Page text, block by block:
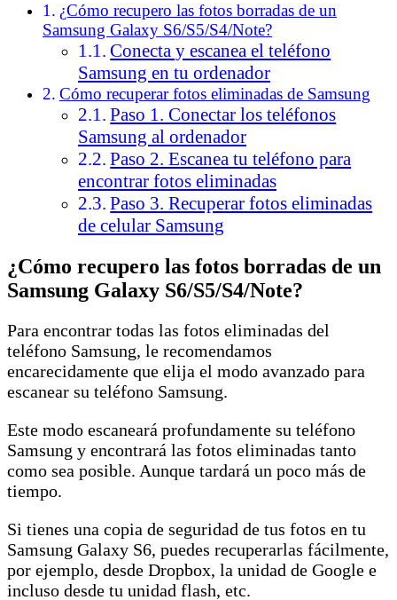
¿Cómo recupero las fotos borradas de un
Samsung Galaxy S6/S5/S4/Note?
Conecta y escanea el teléfono
Samsung en tu ordenador
Cómo recuperar fotos eliminadas de Samsung
Paso 1. Conectar los teléfonos
Samsung al ordenador
Paso 2. Escanea tu teléfono para
encontrar fotos eliminadas
Paso 3. Recuperar fotos eliminadas
de celular Samsung
¿Cómo recupero las fotos borradas de un
Samsung Galaxy S6/S5/S4/Note?
Para encontrar todas las fotos eliminadas del
teléfono Samsung, le recomendamos
encarecidamente que elija el modo avanzado para
escanear su teléfono Samsung.
Este modo escaneará profundamente su teléfono
Samsung y encontrará las fotos eliminadas tanto
como sea posible. Aunque tardará un poco más de
tiempo.
Si tienes una copia de seguridad de tus fotos en tu
Samsung Galaxy S6, puedes recuperarlas fácilmente,
por ejemplo, desde Dropbox, la unidad de Google e
incluso desde tu unidad flash, etc.